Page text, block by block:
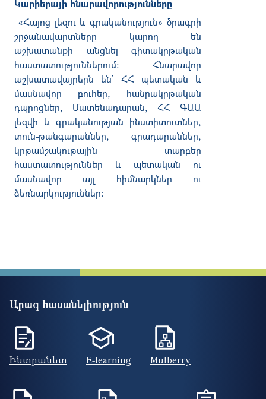
Կարիերայի հնարավորությունները
«Հայոց լեզու և գրականություն»ծրագրի
շրջանավարտները
կարող
են
աշխատանքի
անցնել
գիտակրթական
հաստատություններում։
Հնարավոր
աշխատավայրերն
են՝ ՀՀ պետական
և
մասնավոր
բուհեր, հանրակրթական
դպրոցներ, Մատենադարան, ՀՀ
ԳԱԱ
լեզվի և գրականության ինստիտուտներ,
տուն-թանգարաններ, գրադարաններ,
կրթամշակութային
տարբեր
հաստատություններ
և պետական
ու
մասնավոր
այլ հիմնարկներ
ու
ձեռնարկություններ:
Արագ հասանելիություն
Ինտրանետ E-learning Mulberry